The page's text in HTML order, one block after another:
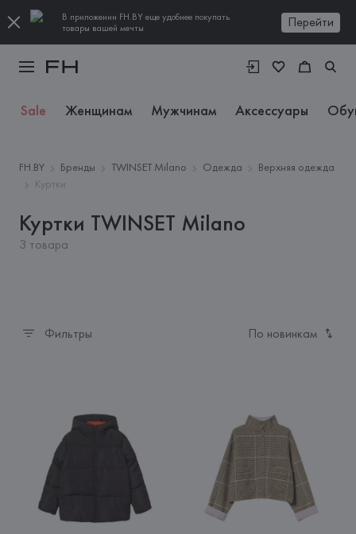
В приложении FH.BY еще удобнее покупать
товары вашей мечты
Перейти
Sale Женщинам Мужчинам Аксессуары
FH.BY Бренды TWINSET Milano Одежда
Верхняя одежда
Куртки
Куртки TWINSET Milano
3 товара
Фильтры По новинкам